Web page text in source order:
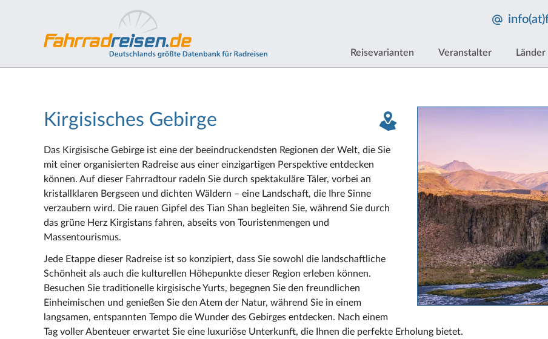
Reisevarianten Veranstalter Länder
Kirgisisches Gebirge
Das Kirgisische Gebirge ist eine der beeindruckendsten Regionen der Welt, die Sie
mit einer organisierten Radreise aus einer einzigartigen Perspektive entdecken
können. Auf dieser Fahrradtour radeln Sie durch spektakuläre Täler, vorbei an
kristallklaren Bergseen und dichten Wäldern – eine Landschaft, die Ihre Sinne
verzaubern wird. Die rauen Gipfel des Tian Shan begleiten Sie, während Sie durch
das grüne Herz Kirgistans fahren, abseits von Touristenmengen und
Massentourismus.
Jede Etappe dieser Radreise ist so konzipiert, dass Sie sowohl die landschaftliche
Schönheit als auch die kulturellen Höhepunkte dieser Region erleben können.
Besuchen Sie traditionelle kirgisische Yurts, begegnen Sie den freundlichen
Einheimischen und genießen Sie den Atem der Natur, während Sie in einem
langsamen, entspannten Tempo die Wunder des Gebirges entdecken. Nach einem
Tag voller Abenteuer erwartet Sie eine luxuriöse Unterkunft, die Ihnen die perfekte Erholung bietet.